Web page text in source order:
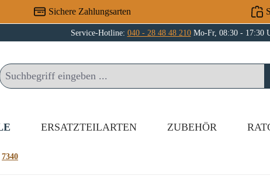
Sichere Zahlungsarten
Service-Hotline: 040 - 28 48 48 210Mo-Fr, 08:30 - 17:30
ERSATZTEILARTEN ZUBEHÖR
7340